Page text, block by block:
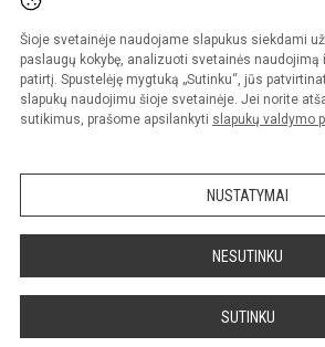
Šioje svetainėje naudojame slapukus siekdami
paslaugų kokybę, analizuoti svetainės
patirtį. Spustelėję mygtuką „Sutinku“, jūs
slapukų naudojimu šioje svetainėje. Jei norite
sutikimus, prašome apsilankyti slapukų valdymo
NUSTATYMAI
NESUTINKU
SUTINKU
© 2022. Ignalinos„Šaltinėlio “mokykla.
Kopijuoti turinį be raštiško gimnazijos
Prieinamumo paraiška Slapukų
Sumanus būdas atnaujinti